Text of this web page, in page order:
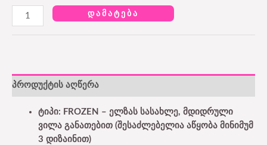
ᲓᲐᲛᲐᲢᲔᲑᲐ
პროდუქტის აღწერა
ტიპი: FROZEN – ელზას სასახლე, მდიდრული
ვილა განათებით (შესაძლებელია აწყობა მინიმუმ
3 დიზაინით)